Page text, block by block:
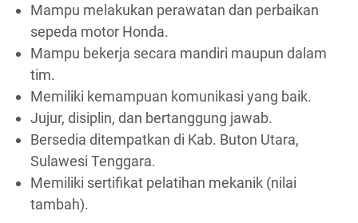
Mampu melakukan perawatan dan perbaikan
sepeda motor Honda.
Mampu bekerja secara mandiri maupun dalam
tim.
Memiliki kemampuan komunikasi yang baik.
Jujur, disiplin, dan bertanggung jawab.
Bersedia ditempatkan di Kab. Buton Utara,
Sulawesi Tenggara.
Memiliki sertifikat pelatihan mekanik (nilai
tambah).